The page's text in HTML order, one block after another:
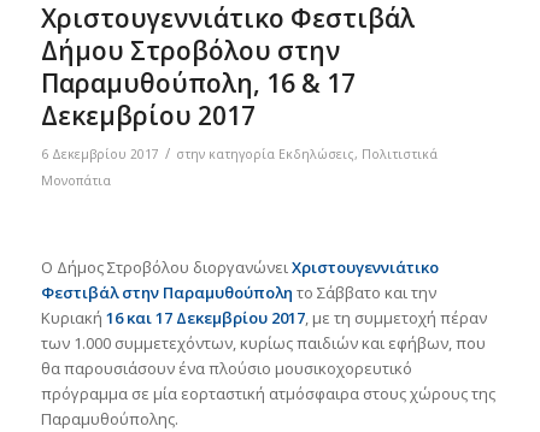
Χριστουγεννιάτικο Φεστιβάλ
Δήμου Στροβόλου στην
Παραμυθούπολη, 16 & 17
Δεκεμβρίου 2017
6 Δεκεμβρίου 2017 / στην κατηγορία Εκδηλώσεις, Πολιτιστικά
Μονοπάτια
Ο Δήμος Στροβόλου διοργανώνειΧριστουγεννιάτικο
Φεστιβάλ στην Παραμυθούπολη το Σάββατο και την
Κυριακή 16 και 17 Δεκεμβρίου 2017, με τη συμμετοχή πέραν
των 1.000 συμμετεχόντων, κυρίως παιδιών και εφήβων, που
θα παρουσιάσουν ένα πλούσιο μουσικοχορευτικό
πρόγραμμα σε μία εορταστική ατμόσφαιρα στους χώρους της
Παραμυθούπολης.